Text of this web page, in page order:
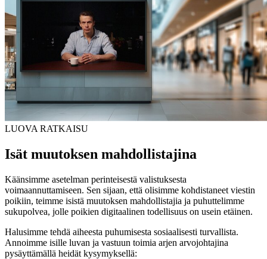
LUOVA RATKAISU
Isät muutoksen mahdollistajina
Käänsimme asetelman perinteisestä valistuksesta
voimaannuttamiseen. Sen sijaan, että olisimme kohdistaneet viestin
poikiin, teimme isistä muutoksen mahdollistajia ja puhuttelimme
sukupolvea, jolle poikien digitaalinen todellisuus on usein etäinen.
Halusimme tehdä aiheesta puhumisesta sosiaalisesti turvallista.
Annoimme isille luvan ja vastuun toimia arjen arvojohtajina
pysäyttämällä heidät kysymyksellä: